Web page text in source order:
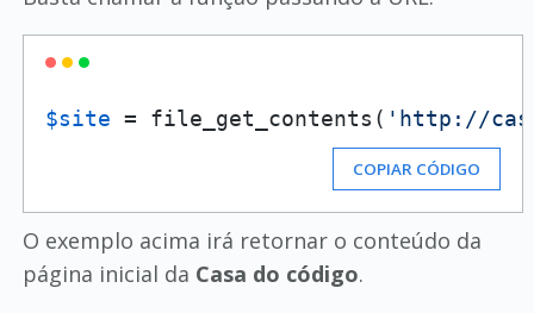
$site = file_get_contents( 'http://
COPIAR CÓDIGO
O exemplo acima irá retornar o conteúdo da
página inicial da Casa do código.